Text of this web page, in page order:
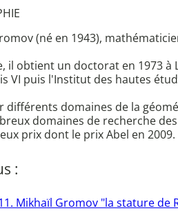
(né en 1943),
il obtient un doctorat en 1973 à
VI puis l'Institut des hautes
différents domaines de la
domaines de recherche
prix dont le prix Abel en 2009.
:
Mikhaïl Gromov "la stature de